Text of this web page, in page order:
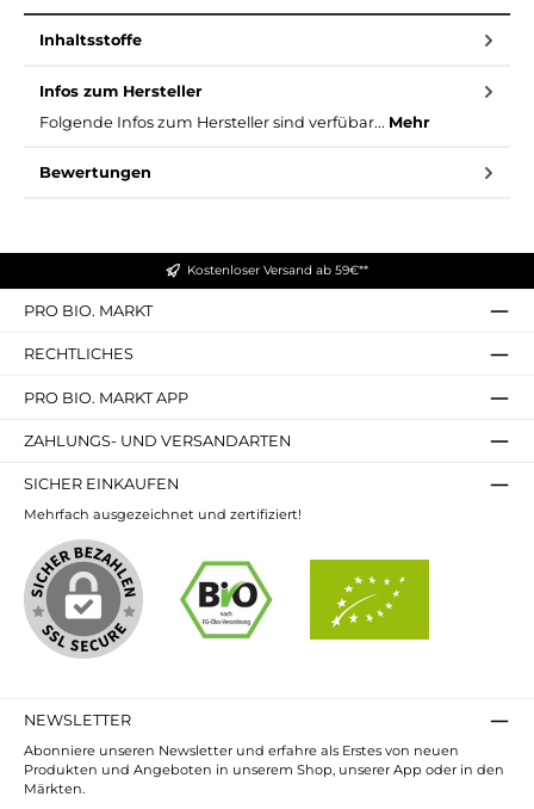
Inhaltsstoffe
Infos zum Hersteller
Folgende Infos zum Hersteller sind verfübar... Mehr
Bewertungen
Kostenloser Versand ab 59€**
PRO BIO. MARKT
RECHTLICHES
PRO BIO. MARKT APP
ZAHLUNGS- UND VERSANDARTEN
SICHER EINKAUFEN
Mehrfach ausgezeichnet und zertifiziert!
NEWSLETTER
Abonniere unseren Newsletter und erfahre als Erstes von neuen
Produkten und Angeboten in unserem Shop, unserer App oder in den
Märkten.